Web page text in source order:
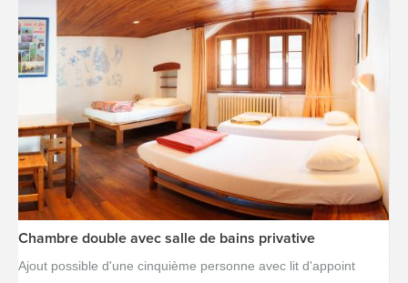
[voir la fiche détail]
Chambre double avec salle de bains privative
Ajout possible d'une cinquième personne avec lit d'appoint